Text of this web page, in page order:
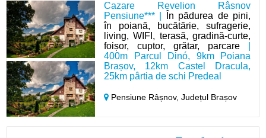
Cazare Revelion Râsnov
Pensiune*** |
În pădurea de pini,
în poiană, bucătărie, sufragerie,
living, WIFI, terasă, gradină-curte,
foișor, cuptor, grătar, parcare
400m Parcul Dinó, 9km Poiana
Brașov, 12km Castel Dracula,
25km pârtia de schi Predeal
Pensiune Râșnov,Județul Brașov